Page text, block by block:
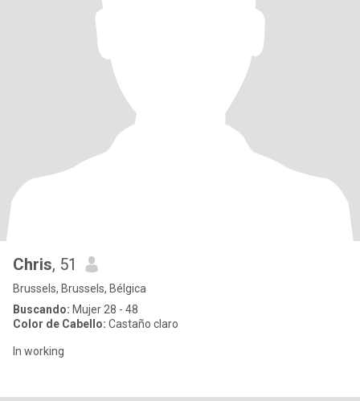
Chris, 51
Brussels, Brussels, Bélgica
Buscando: Mujer 28 - 48
Color de Cabello: Castaño claro
In working